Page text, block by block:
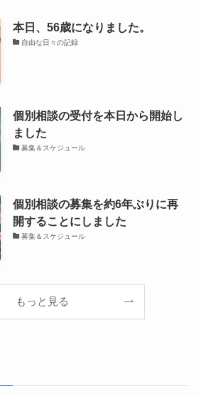
本日、56歳になりました。
自由な日々の記録
個別相談の受付を本日から開始し
ました
募集＆スケジュール
個別相談の募集を約6年ぶりに再
開することにしました
募集＆スケジュール
もっと見る